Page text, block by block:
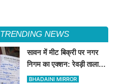
TRENDING NEWS
सावन में मीट बिक्री पर नगर
निगम का एक्शन: रेवड़ी तालाब
और पितरकुंडा में 4 दुकानों पर
BHADAINI MIRROR